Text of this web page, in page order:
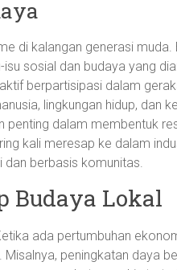
di kalangan generasi muda.
sosial dan budaya yang
berpartisipasi dalam
lingkungan hidup, dan
penting dalam membentuk
kali meresap ke dalam
dan berbasis komunitas.
Budaya Lokal
ada pertumbuhan
peningkatan daya